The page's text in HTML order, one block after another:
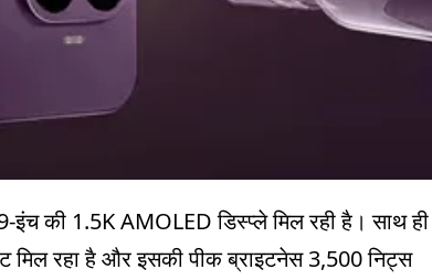
की 1.5K AMOLED डिस्प्ले मिल रही है। साथ ही
रहा है और इसकी पीक ब्राइटनेस 3,500 निट्स